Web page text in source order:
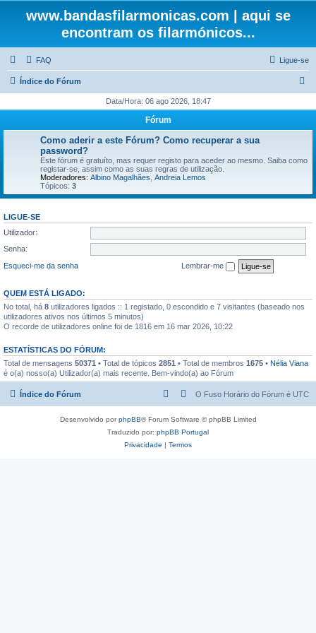
www.bandasfilarmonicas.com | aqui se
encontram os filarmónicos...
FAQ Ligue-se
Índice do Fórum
q
a
Data/Hora: 06 ago 2026, 18:47
Fórum
Como aderir a este Fórum? Como recuperar a sua
password?
Este fórum é gratuíto, mas requer registo para aceder ao mesmo. Saiba como
registar-se, assim como as suas regras de utilização.
Moderadores: Albino Magalhães Andreia Lemos
Tópicos: 3
LIGUE-SE
Utilizador:
Senha:
Esqueci-me da senha
Lembrar-me
QUEM ESTÁ LIGADO:
No total, há 8 utilizadores ligados :: 1 registado, 0 escondido e 7 visitantes (baseado nos
utilizadores ativos nos últimos 5 minutos)
O recorde de utilizadores online foi de 1816 em 16 mar 2026, 10:22
ESTATÍSTICAS DO FÓRUM:
Total de mensagens 50371 • Total de tópicos 2851 • Total de membros 1675 • Nélia Viana
é o(a) nosso(a) Utilizador(a) mais recente. Bem-vindo(a) ao Fórum
Índice do Fórum O Fuso Horário do Fórum é UTC
Desenvolvido porphpBB® Forum Software © phpBB Limited
Traduzido por: phpBB Portugal
Privacidade | Termos